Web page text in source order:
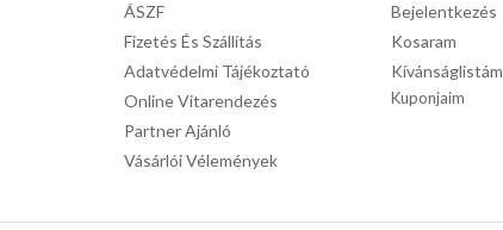
ÁSZF
Fizetés És Szállítás
Adatvédelmi Tájékoztató
Online Vitarendezés
Partner Ajánló
Vásárlói Vélemények
Bejelentkezés
Kosaram
Kívánságlistám
Kuponjaim